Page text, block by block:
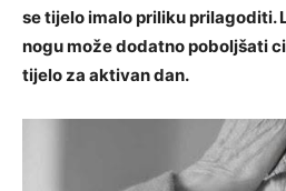
se tijelo imalo priliku prilagoditi.
nogu može dodatno poboljšati
tijelo za aktivan dan.